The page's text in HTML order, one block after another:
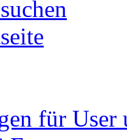
für User